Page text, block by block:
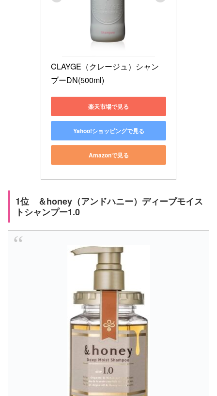
CLAYGE（クレージュ）シャン
プーDN(500ml)
楽天市場で見る
Yahoo!ショッピングで見る
Amazonで見る
1位 ＆honey（アンドハニー）ディープモイス
トシャンプー1.0